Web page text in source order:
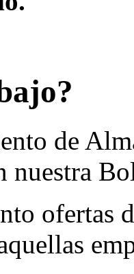
de
nuestra
ofertas